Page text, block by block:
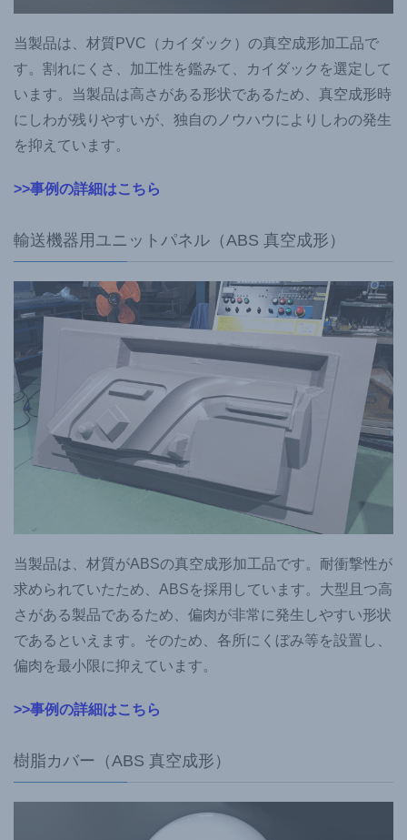
当製品は、材質PVC（カイダック）の真空成形加工品で
す。割れにくさ、加工性を鑑みて、カイダックを選定して
います。当製品は高さがある形状であるため、真空成形時
にしわが残りやすいが、独自のノウハウによりしわの発生
を抑えています。
>>事例の詳細はこちら
輸送機器用ユニットパネル（ABS 真空成形）
当製品は、材質がABSの真空成形加工品です。耐衝撃性が
求められていたため、ABSを採用しています。大型且つ高
さがある製品であるため、偏肉が非常に発生しやすい形状
であるといえます。そのため、各所にくぼみ等を設置し、
偏肉を最小限に抑えています。
>>事例の詳細はこちら
樹脂カバー（ABS 真空成形）